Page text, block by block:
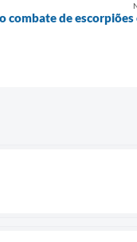
combate de